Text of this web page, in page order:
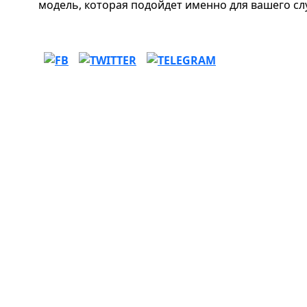
модель, которая подойдет именно для вашего